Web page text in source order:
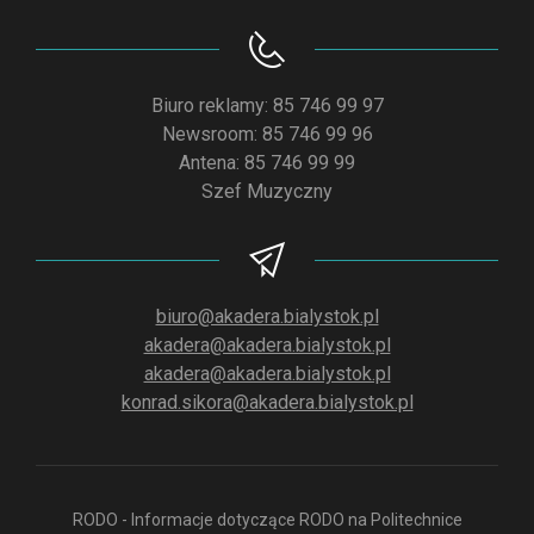
Biuro reklamy: 85 746 99 97
Newsroom: 85 746 99 96
Antena: 85 746 99 99
Szef Muzyczny
biuro@akadera.bialystok.pl
akadera@akadera.bialystok.pl
akadera@akadera.bialystok.pl
konrad.sikora@akadera.bialystok.pl
RODO - Informacje dotyczące RODO na Politechnice